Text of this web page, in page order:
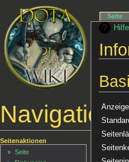
Hilfe
Seite
Seitenaktionen
Seite